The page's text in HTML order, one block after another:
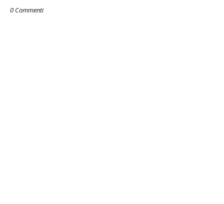
0 Commenti